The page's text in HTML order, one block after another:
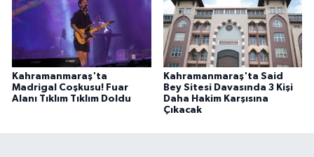
Kahramanmaraş'ta
Madrigal Coşkusu! Fuar
Alanı Tıklım Tıklım Doldu
Kahramanmaraş'ta Said
Bey Sitesi Davasında 3 Kişi
Daha Hakim Karşısına
Çıkacak
ÇEVRE
BİLİM VE TEKNOLOJİ
YARIŞMALAR